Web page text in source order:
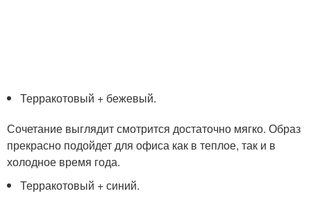
Терракотовый + бежевый.
Сочетание выглядит смотрится достаточно мягко. Образ
прекрасно подойдет для офиса как в теплое, так и в
холодное время года.
Терракотовый + синий.